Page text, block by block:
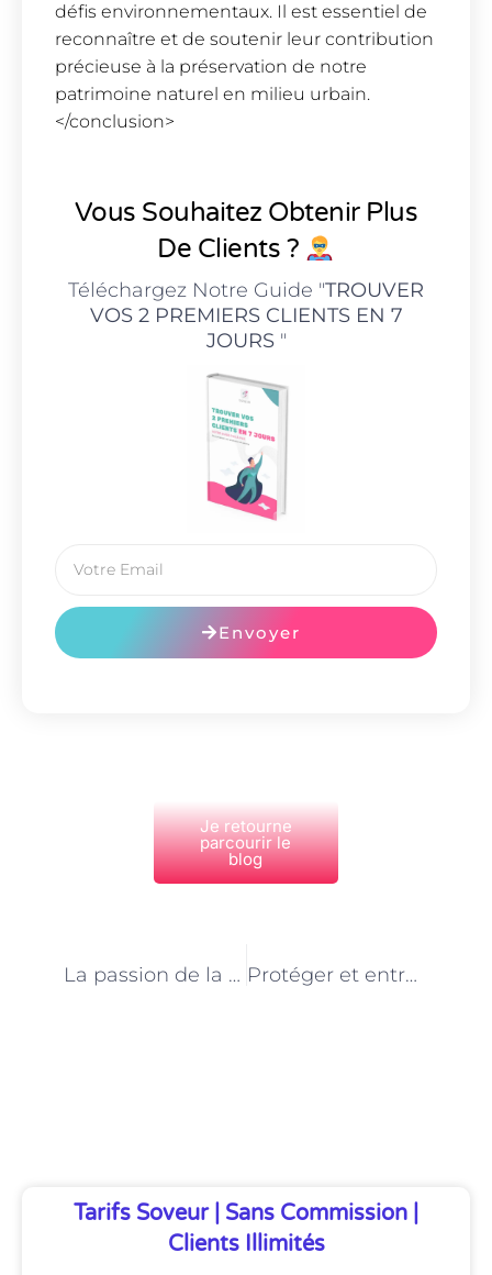
défis environnementaux. Il est essentiel de
reconnaître et de soutenir leur contribution
précieuse à la préservation de notre
patrimoine naturel en milieu urbain.
</conclusion>
Vous Souhaitez Obtenir Plus
De Clients ?
Téléchargez Notre Guide "TROUVER
VOS 2 PREMIERS CLIENTS EN 7
JOURS"
Envoyer
Je retourne
parcourir le
blog
La passion de la nature : le quotidien d’un garde forestier à Paris Protéger et entretenir : le métier de garde forestier à Paris
Tarifs Soveur | Sans Commission |
Clients Illimités